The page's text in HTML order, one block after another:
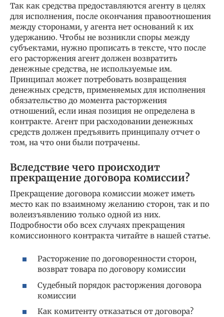
Так как средства предоставляются агенту в целях
для исполнения, после окончания правоотношения
между сторонами, у агента нет оснований к их
удержанию. Чтобы не возникли споры между
субъектами, нужно прописать в тексте, что после
его расторжения агент должен возвратить
денежные средства, не используемые им.
Принципал может потребовать возвращения
денежных средств, применяемых для исполнения
обязательство до момента расторжения
отношений, если иная позиция не определена в
контракте. Агент при расходовании денежных
средств должен предъявить принципалу отчет о
том, на что они были потрачены.
Вследствие чего происходит
прекращение договора комиссии?
Прекращение договора комиссии может иметь
место как по взаимному желанию сторон, так и по
волеизъявлению только одной из них.
Подробности обо всех случаях прекращения
комиссионного контракта читайте в нашей статье.
Расторжение по договоренности сторон,
возврат товара по договору комиссии
Судебный порядок расторжения договора
комиссии
Как комитенту отказаться от договора?